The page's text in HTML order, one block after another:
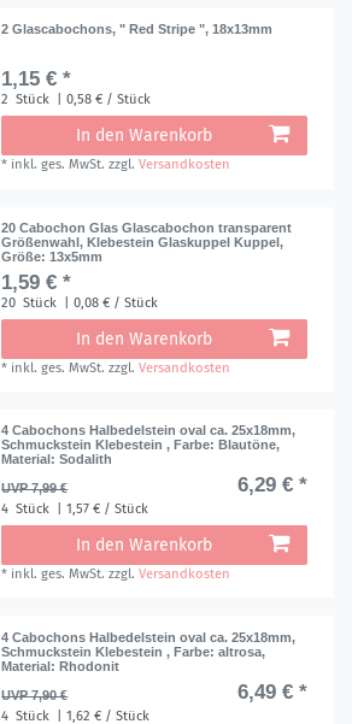
2 Glascabochons, " Red Stripe ", 18x13mm
1,15 € *
2 Stück | 0,58 € / Stück
In den Warenkorb
* inkl. ges. MwSt. zzgl.Versandkosten
20 Cabochon Glas Glascabochon transparent
Größenwahl, Klebestein Glaskuppel Kuppel,
Größe: 13x5mm
1,59 € *
20 Stück | 0,08 € / Stück
In den Warenkorb
* inkl. ges. MwSt. zzgl.Versandkosten
4 Cabochons Halbedelstein oval ca. 25x18mm,
Schmuckstein Klebestein, Farbe: Blautöne,
Material: Sodalith
UVP 7,99 €
6,29 € *
4 Stück | 1,57 € / Stück
In den Warenkorb
* inkl. ges. MwSt. zzgl.Versandkosten
4 Cabochons Halbedelstein oval ca. 25x18mm,
Schmuckstein Klebestein, Farbe: altrosa,
Material: Rhodonit
UVP 7,90 €
6,49 € *
4 Stück | 1,62 € / Stück